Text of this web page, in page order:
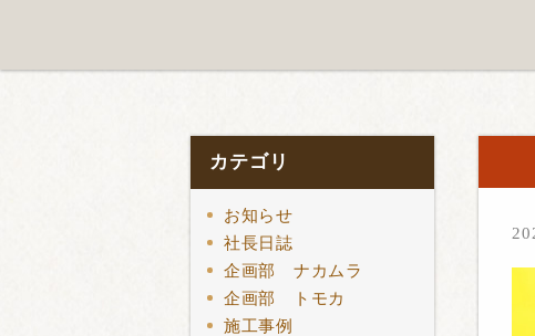
カテゴリ
お知らせ
社長日誌
企画部 ナカムラ
企画部 トモカ
施工事例